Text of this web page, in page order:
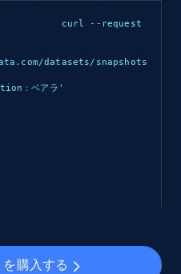
curl --request
datasets/snapshots
：ベアラ '
購入する